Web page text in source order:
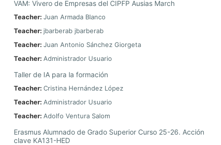
VAM: Vivero de Empresas del CIPFP Ausias March
Teacher: Juan Armada Blanco
Teacher: jbarberab jbarberab
Teacher: Juan Antonio Sánchez Giorgeta
Teacher: Administrador Usuario
Taller de IA para la formación
Teacher: Cristina Hernández López
Teacher: Administrador Usuario
Teacher: Adolfo Ventura Salom
Erasmus Alumnado de Grado Superior Curso 25-26. Acción
clave KA131-HED